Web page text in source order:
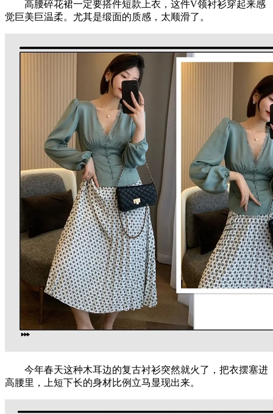
高腰碎花裙一定要搭件短款上衣，这件V领衬衫穿起来感
觉巨美巨温柔。尤其是缎面的质感，太顺滑了。
今年春天这种木耳边的复古衬衫突然就火了，把衣摆塞进
高腰里，上短下长的身材比例立马显现出来。